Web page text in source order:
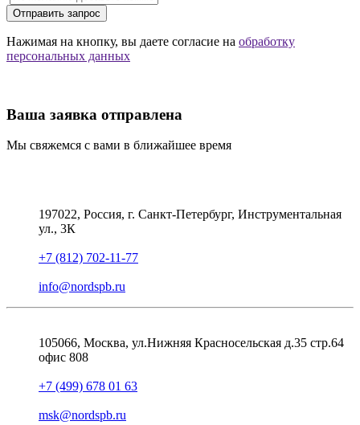
Отправить запрос
Нажимая на кнопку, вы даете согласие на обработку
персональных данных
Ваша заявка отправлена
Мы свяжемся с вами в ближайшее время
197022, Россия, г. Санкт-Петербург, Инструментальная
ул., 3К
+7 (812) 702-11-77
info@nordspb.ru
105066, Москва, ул.Нижняя Красносельская д.35 стр.64
офис 808
+7 (499) 678 01 63
msk@nordspb.ru